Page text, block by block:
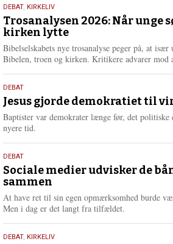
2.
juni
2026
DEBAT, KIRKELIV
Trosanalysen 2026: Når unge
kirken lytte
Bibelselskabets nye trosanalyse peger på, at
Bibelen, troen og kirken. Kritikere advarer
18.
maj
2026
DEBAT
Jesus gjorde demokratiet til
Baptister var demokrater længe før, det politiske
nyere tid.
18.
maj
2026
DEBAT
Sociale medier udvisker de
sammen
At have ret til sin egen opmærksomhed burde
Men i dag er det langt fra tilfældet.
18.
DEBAT, KIRKELIV